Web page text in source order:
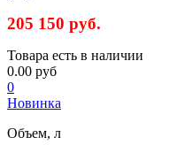
205 150 руб.
Товара есть в наличии
0.00 руб
0
Новинка
Объем, л